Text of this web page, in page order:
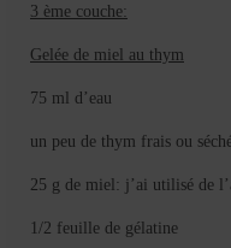
3 ème couche:
Gelée de miel au thym
75 ml d’eau
un peu de thym frais ou
25 g de miel: j’ai utilisé de
1/2 feuille de gélatine